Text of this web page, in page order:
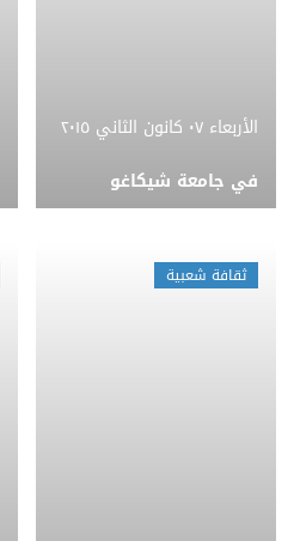
الأربعاء ٠٧ كانون الثاني ٢٠١٥
في جامعة شيكاغو
ثقافة شعبية